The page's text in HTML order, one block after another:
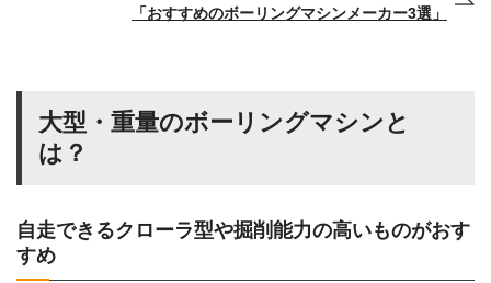
「おすすめのボーリングマシンメーカー3選」
大型・重量のボーリングマシンと
は？
自走できるクローラ型や掘削能力の高いものがおす
すめ